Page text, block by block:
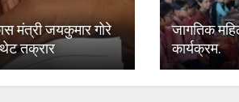
मंत्री जयकुमार गोरे
थेट तक्रार
जागतिक
कार्यक्रम.